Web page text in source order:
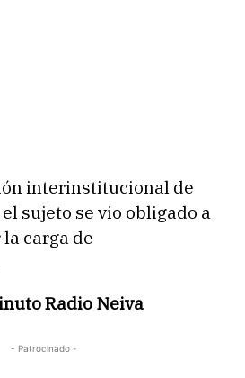
interinstitucional de
sujeto se vio obligado a
carga de
Radio Neiva
- Patrocinado -